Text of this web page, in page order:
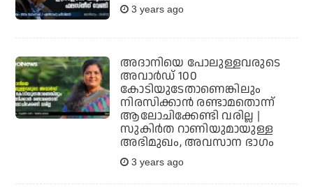
3 years ago
അദാനിയെ പോലുള്ളവരുടെ
അവാര്‍ഡ് 100
കോടിയുടേതാണെങ്കിലും
നിരസിക്കാന്‍ രണ്ടാമതൊന്ന്
ആലോചിക്കേണ്ടി വരില്ല |
സുകിര്‍ത റാണിയുമായുള്ള
അഭിമുഖം, അവസാന ഭാഗം
3 years ago